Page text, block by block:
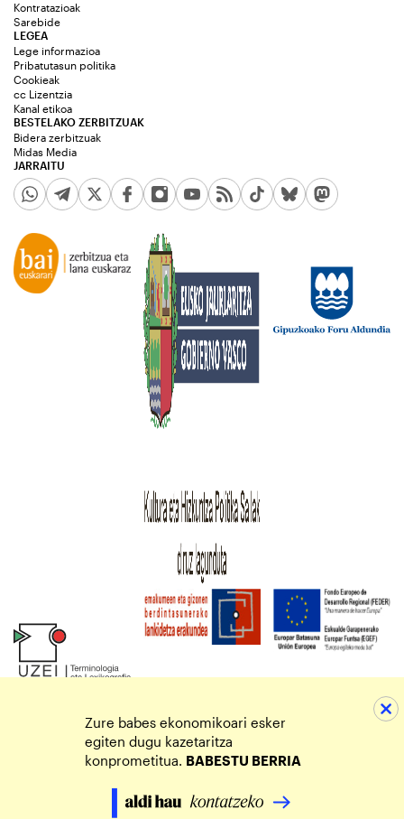
Kontratazioak
Sarebide
JARRAITU
LEGEA
Lege informazioa
Pribatutasun politika
Cookieak
cc Lizentzia
Kanal etikoa
BESTELAKO ZERBITZUAK
Bidera zerbitzuak
Midas Media
Zure babes ekonomikoari esker
egiten dugu kazetaritza
konprometitua. BABESTU BERRIA